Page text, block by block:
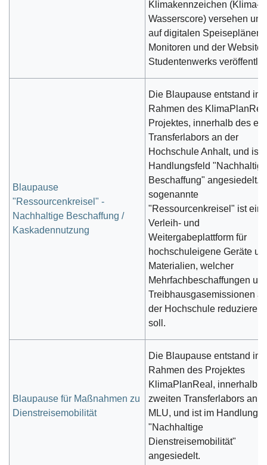
Klimakennzeichen (Klima-
Wasserscore) versehen und
auf digitalen Speiseplänen,
Monitoren und der Website
Studentenwerks
Blaupause
"Ressourcenkreisel" -
Nachhaltige Beschaffung /
Kaskadennutzung
Die Blaupause entstand im
Rahmen des
Projektes, innerhalb des
Transferlabors an der
Hochschule Anhalt, und ist
Handlungsfeld "Nachhaltige
Beschaffung" angesiedelt.
sogenannte
"Ressourcenkreisel" ist eine
Verleih- und
Weitergabeplattform für
hochschuleigene Geräte
Materialien, welcher
Mehrfachbeschaffungen
Treibhausgasemissionen
der Hochschule reduzieren
soll.
Blaupause für Maßnahmen zu
Dienstreisemobilität
Die Blaupause entstand im
Rahmen des Projektes
KlimaPlanReal, innerhalb
zweiten Transferlabors an
MLU, und ist im
"Nachhaltige
Dienstreisemobilität"
angesiedelt.